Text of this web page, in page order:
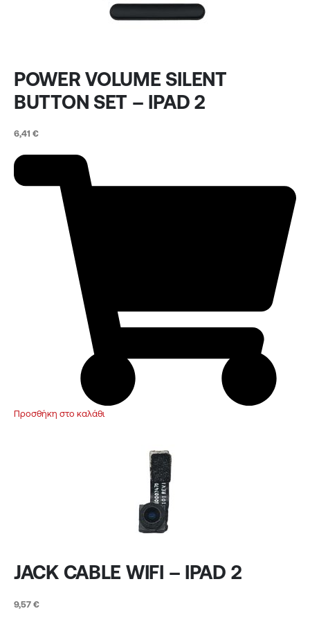
POWER VOLUME SILENT
BUTTON SET – IPAD 2
6,41 €
Προσθήκη στο καλάθι
JACK CABLE WIFI – IPAD 2
9,57 €